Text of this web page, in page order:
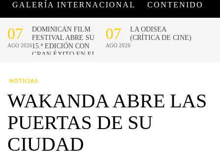
GALERÍA INTERNACIONAL CONTENIDO
NOTICIAS
WAKANDA ABRE LAS
PUERTAS DE SU
CIUDAD